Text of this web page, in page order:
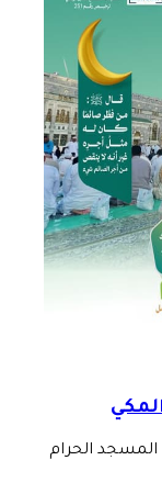
الحرام